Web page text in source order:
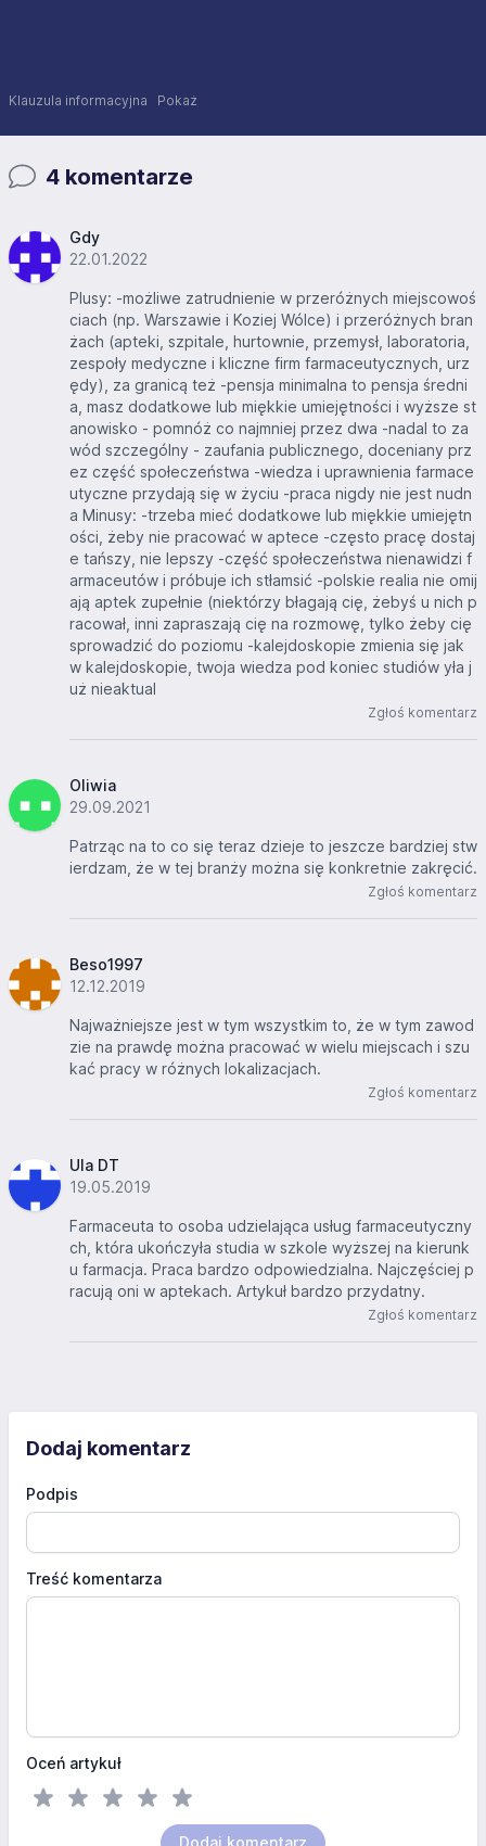
Klauzula informacyjna Pokaż
4 komentarze
Gdy
22.01.2022
Plusy: -możliwe zatrudnienie w przeróżnych miejscowoś
ciach (np. Warszawie i Koziej Wólce) i przeróżnych bran
żach (apteki, szpitale, hurtownie, przemysł, laboratoria,
zespoły medyczne i kliczne firm farmaceutycznych, urz
ędy), za granicą też -pensja minimalna to pensja średni
a, masz dodatkowe lub miękkie umiejętności i wyższe st
anowisko - pomnóż co najmniej przez dwa -nadal to za
wód szczególny - zaufania publicznego, doceniany prz
ez część społeczeństwa -wiedza i uprawnienia farmace
utyczne przydają się w życiu -praca nigdy nie jest nudn
a Minusy: -trzeba mieć dodatkowe lub miękkie umiejętn
ości, żeby nie pracować w aptece -często pracę dostaj
e tańszy, nie lepszy -część społeczeństwa nienawidzi f
armaceutów i próbuje ich stłamsić -polskie realia nie omij
ają aptek zupełnie (niektórzy błagają cię, żebyś u nich p
racował, inni zapraszają cię na rozmowę, tylko żeby cię
sprowadzić do poziomu -kalejdoskopie zmienia się jak
w kalejdoskopie, twoja wiedza pod koniec studiów yła j
uż nieaktual
Zgłoś komentarz
Oliwia
29.09.2021
Patrząc na to co się teraz dzieje to jeszcze bardziej stw
ierdzam, że w tej branży można się konkretnie zakręcić.
Zgłoś komentarz
Beso1997
12.12.2019
Najważniejsze jest w tym wszystkim to, że w tym zawod
zie na prawdę można pracować w wielu miejscach i szu
kać pracy w różnych lokalizacjach.
Zgłoś komentarz
Ula DT
19.05.2019
Farmaceuta to osoba udzielająca usług farmaceutyczny
ch, która ukończyła studia w szkole wyższej na kierunk
u farmacja. Praca bardzo odpowiedzialna. Najczęściej p
racują oni w aptekach. Artykuł bardzo przydatny.
Zgłoś komentarz
Dodaj komentarz
Podpis
Treść komentarza
Oceń artykuł